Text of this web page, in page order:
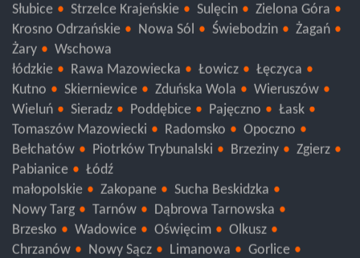
lubuskie
Gorzów Wielkopolski
Międzyrzecz
Słubice
Strzelce Krajeńskie Sulęcin
Zielona Góra
Krosno Odrzańskie
Żary
Wschowa
łódzkie
Rawa Mazowiecka Łowicz
Łęczyca
Kutno
Skierniewice Zduńska Wola
Wieruszów
Wieluń
Sieradz Poddębice Pajęczno
Łask
Tomaszów Mazowiecki
Radomsko
Opoczno
Bełchatów
Piotrków Trybunalski
Pabianice
Łódź
małopolskie
Zakopane
Sucha Beskidzka
Nowy Targ
Tarnów
Dąbrowa Tarnowska
Brzesko
Wadowice Oświęcim
Olkusz